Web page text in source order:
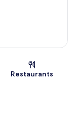
Restaurants